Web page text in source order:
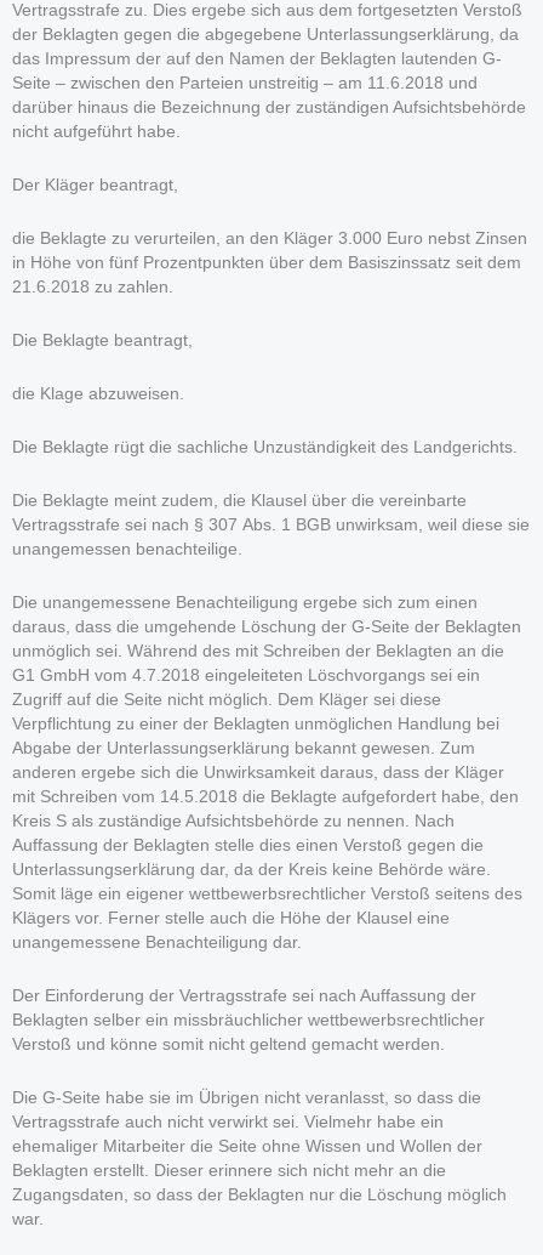
Vertragsstrafe zu. Dies ergebe sich aus dem fortgesetzten Verstoß
der Beklagten gegen die abgegebene Unterlassungserklärung, da
das Impressum der auf den Namen der Beklagten lautenden G-
Seite – zwischen den Parteien unstreitig – am 11.6.2018 und
darüber hinaus die Bezeichnung der zuständigen Aufsichtsbehörde
nicht aufgeführt habe.
Der Kläger beantragt,
die Beklagte zu verurteilen, an den Kläger 3.000 Euro nebst Zinsen
in Höhe von fünf Prozentpunkten über dem Basiszinssatz seit dem
21.6.2018 zu zahlen.
Die Beklagte beantragt,
die Klage abzuweisen.
Die Beklagte rügt die sachliche Unzuständigkeit des Landgerichts.
Die Beklagte meint zudem, die Klausel über die vereinbarte
Vertragsstrafe sei nach § 307 Abs. 1 BGB unwirksam, weil diese sie
unangemessen benachteilige.
Die unangemessene Benachteiligung ergebe sich zum einen
daraus, dass die umgehende Löschung der G-Seite der Beklagten
unmöglich sei. Während des mit Schreiben der Beklagten an die
G1 GmbH vom 4.7.2018 eingeleiteten Löschvorgangs sei ein
Zugriff auf die Seite nicht möglich. Dem Kläger sei diese
Verpflichtung zu einer der Beklagten unmöglichen Handlung bei
Abgabe der Unterlassungserklärung bekannt gewesen. Zum
anderen ergebe sich die Unwirksamkeit daraus, dass der Kläger
mit Schreiben vom 14.5.2018 die Beklagte aufgefordert habe, den
Kreis S als zuständige Aufsichtsbehörde zu nennen. Nach
Auffassung der Beklagten stelle dies einen Verstoß gegen die
Unterlassungserklärung dar, da der Kreis keine Behörde wäre.
Somit läge ein eigener wettbewerbsrechtlicher Verstoß seitens des
Klägers vor. Ferner stelle auch die Höhe der Klausel eine
unangemessene Benachteiligung dar.
Der Einforderung der Vertragsstrafe sei nach Auffassung der
Beklagten selber ein missbräuchlicher wettbewerbsrechtlicher
Verstoß und könne somit nicht geltend gemacht werden.
Die G-Seite habe sie im Übrigen nicht veranlasst, so dass die
Vertragsstrafe auch nicht verwirkt sei. Vielmehr habe ein
ehemaliger Mitarbeiter die Seite ohne Wissen und Wollen der
Beklagten erstellt. Dieser erinnere sich nicht mehr an die
Zugangsdaten, so dass der Beklagten nur die Löschung möglich
war.